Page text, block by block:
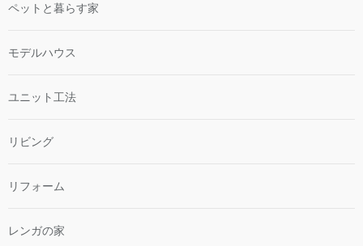
ペットと暮らす家
モデルハウス
ユニット工法
リビング
リフォーム
レンガの家